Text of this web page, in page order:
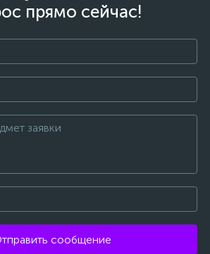
прямо сейчас!
сообщение